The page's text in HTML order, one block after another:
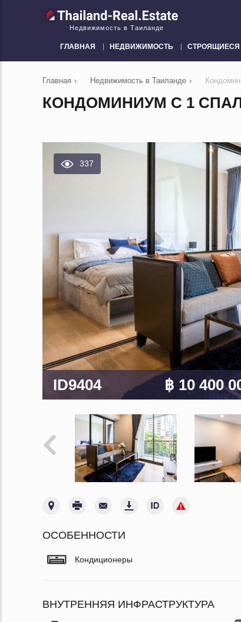
Недвижимость в Таиланде
ГЛАВНАЯ НЕДВИЖИМОСТЬ СТРОЯЩИЕСЯ
Главная › Недвижимость в Таиланде ›
КОНДОМИНИУМ С 1
337
ID9404 ฿ 10 400
ОСОБЕННОСТИ
Кондиционеры
ВНУТРЕННЯЯ ИНФРАСТРУКТУРА